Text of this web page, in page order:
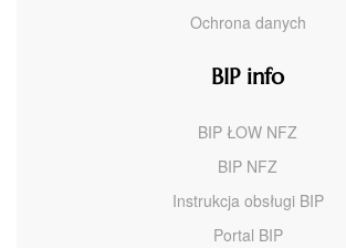
Ochrona danych
BIP info
BIP ŁOW NFZ
BIP NFZ
Instrukcja obsługi BIP
Portal BIP